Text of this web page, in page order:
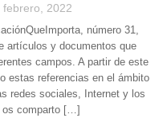
febrero, 2022
número 31,
artículos y documentos que
campos. A partir de este
estas referencias en el ámbito
redes sociales, Internet y los
os comparto […]